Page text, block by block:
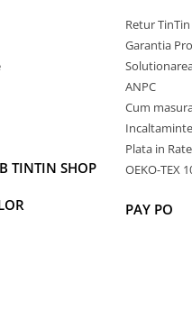
TINTIN SHOP
Retur
Garantia
ANPC
Cum
Plata in Rate
OEKO-TEX
PAY PO